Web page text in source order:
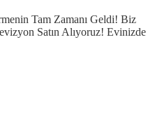
Tam Zamanı Geldi! Biz
Satın Alıyoruz! Evinizde